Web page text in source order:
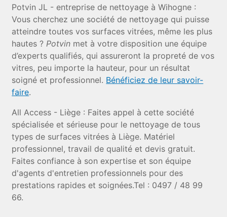
Potvin JL - entreprise de nettoyage à Wihogne :
Vous cherchez une société de nettoyage qui puisse
atteindre toutes vos surfaces vitrées, même les plus
hautes ?Potvin met à votre disposition une équipe
d’experts qualifiés, qui assureront la propreté de vos
vitres, peu importe la hauteur, pour un résultat
soigné et professionnel. Bénéficiez de leur savoir-
faire.
All Access - Liège : Faites appel à cette société
spécialisée et sérieuse pour le nettoyage de tous
types de surfaces vitrées à Liège. Matériel
professionnel, travail de qualité et devis gratuit.
Faites confiance à son expertise et son équipe
d'agents d'entretien professionnels pour des
prestations rapides et soignées.Tel : 0497 / 48 99
66.